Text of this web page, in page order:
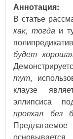
Аннотация:
В статье
как, тогдаи
будет
тут,
клаузе
эллипсиса
проехал без